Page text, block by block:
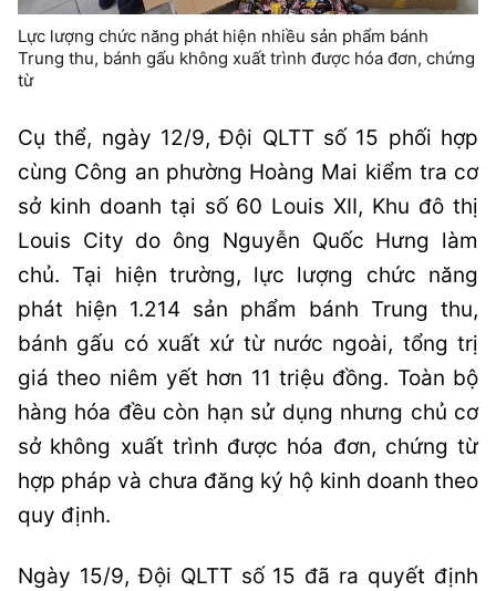
Lực lượng chức năng phát hiện nhiều sản phẩm bánh
Trung thu, bánh gấu không xuất trình được hóa đơn, chứng
từ
Cụ thể, ngày 12/9, Đội QLTT số 15 phối hợp
cùng Công an phường Hoàng Mai kiểm tra cơ
sở kinh doanh tại số 60 Louis XII, Khu đô thị
Louis City do ông Nguyễn Quốc Hưng làm
chủ. Tại hiện trường, lực lượng chức năng
phát hiện 1.214 sản phẩm bánh Trung thu,
bánh gấu có xuất xứ từ nước ngoài, tổng trị
giá theo niêm yết hơn 11 triệu đồng. Toàn bộ
hàng hóa đều còn hạn sử dụng nhưng chủ cơ
sở không xuất trình được hóa đơn, chứng từ
hợp pháp và chưa đăng ký hộ kinh doanh theo
quy định.
Ngày 15/9, Đội QLTT số 15 đã ra quyết định